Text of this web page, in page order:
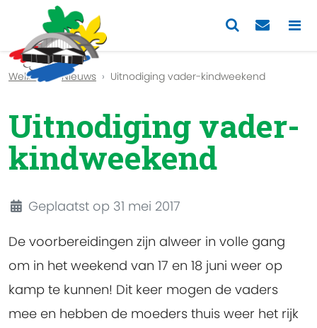
Previous
Welkom Nieuws Uitnodiging vader-kindweekend
Uitnodiging vader-
kindweekend
DetailsGeplaatst op 31 mei 2017
De voorbereidingen zijn alweer in volle gang
om in het weekend van 17 en 18 juni weer op
kamp te kunnen! Dit keer mogen de vaders
mee en hebben de moeders thuis weer het rijk